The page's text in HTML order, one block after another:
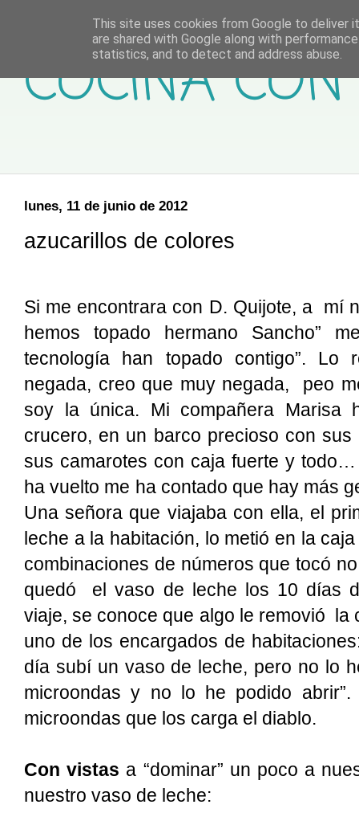
COCINA
lunes, 11 de junio de 2012
azucarillos de colores
Si me encontrara con D. Quijote, a mí
hemos topado hermano Sancho”
tecnología han topado contigo”. Lo
negada, creo que muy negada, peo
soy la única. Mi compañera Marisa
crucero, en un barco precioso con
sus camarotes con caja fuerte y
ha vuelto me ha contado que hay más
Una señora que viajaba con ella, el
leche a la habitación, lo metió en la
combinaciones de números que tocó
quedó el vaso de leche los 10 días
viaje, se conoce que algo le removió la
uno de los encargados de
día subí un vaso de leche, pero no lo
microondas y no lo he podido
microondas que los carga el diablo.
Con vistas a “dominar” un poco a
nuestro vaso de leche:
This site uses cookies from Google to deliver
are shared with Google along with
statistics, and to detect and address abuse.